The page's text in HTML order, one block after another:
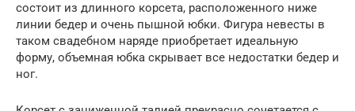
состоит из длинного корсета, расположенного ниже
линии бедер и очень пышной юбки. Фигура невесты в
таком свадебном наряде приобретает идеальную
форму, объемная юбка скрывает все недостатки бедер и
ног.